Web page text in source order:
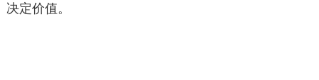
决定价值。